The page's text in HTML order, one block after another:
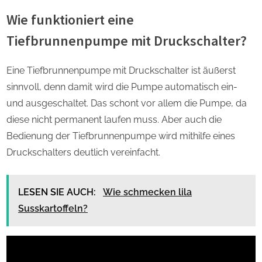
Wie funktioniert eine
Tiefbrunnenpumpe mit Druckschalter?
Eine Tiefbrunnenpumpe mit Druckschalter ist äußerst
sinnvoll, denn damit wird die Pumpe automatisch ein-
und ausgeschaltet. Das schont vor allem die Pumpe, da
diese nicht permanent laufen muss. Aber auch die
Bedienung der Tiefbrunnenpumpe wird mithilfe eines
Druckschalters deutlich vereinfacht.
LESEN SIE AUCH:
Wie schmecken lila
Susskartoffeln?